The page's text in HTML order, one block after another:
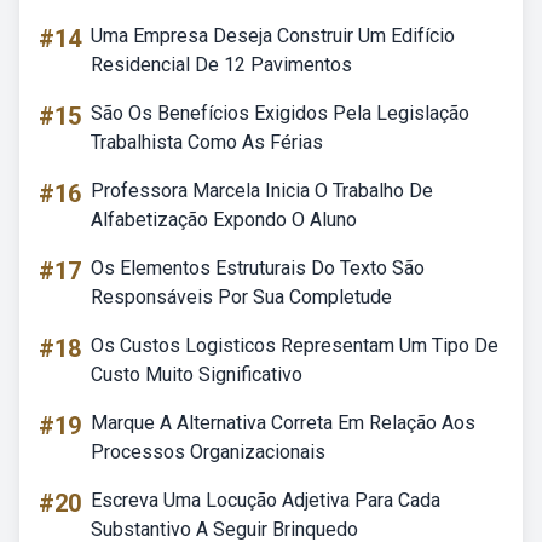
#14 Uma Empresa Deseja Construir Um Edifício
Residencial De 12 Pavimentos
#15 São Os Benefícios Exigidos Pela Legislação
Trabalhista Como As Férias
#16 Professora Marcela Inicia O Trabalho De
Alfabetização Expondo O Aluno
#17 Os Elementos Estruturais Do Texto São
Responsáveis Por Sua Completude
#18 Os Custos Logisticos Representam Um Tipo De
Custo Muito Significativo
#19 Marque A Alternativa Correta Em Relação Aos
Processos Organizacionais
#20 Escreva Uma Locução Adjetiva Para Cada
Substantivo A Seguir Brinquedo